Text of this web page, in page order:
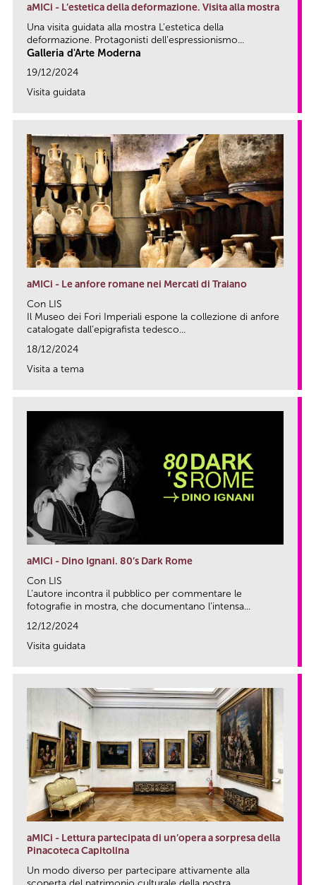
aMICi - L’estetica della deformazione. Visita alla mostra
Una visita guidata alla mostra L’estetica della
deformazione. Protagonisti dell’espressionismo...
Galleria d'Arte Moderna
19/12/2024
Visita guidata
aMICi - Le anfore romane nei Mercati di Traiano
Con LIS
Il Museo dei Fori Imperiali espone la collezione di anfore
catalogate dall’epigrafista tedesco...
18/12/2024
Visita a tema
aMICi - Dino Ignani. 80’s Dark Rome
Con LIS
L’autore incontra il pubblico per commentare le
fotografie in mostra, che documentano l’intensa...
12/12/2024
Visita guidata
aMICi - Lettura partecipata di un’opera a sorpresa della
Pinacoteca Capitolina
Un modo diverso per partecipare attivamente alla